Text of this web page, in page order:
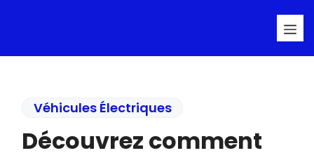
Véhicules Électriques
Découvrez comment